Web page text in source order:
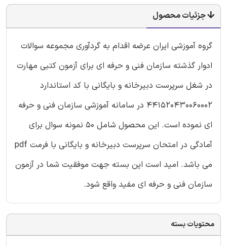
جزئیات محصول
گروه آموزشی ایران عرضه اقدام به گردآوری مجموعه سوالات
ادوار گذشته سازمان فنی و حرفه ای برای آزمون کتبی مهارت
در شغل سرپرست دبیرخانه و بایگانی با کد استاندارد
441520430060002 در سامانه آموزشی سازمان فنی و حرفه
ای نموده است. این محصول شامل 50 نمونه سوال برای
آمادگی در امتحان سرپرست دبیرخانه و بایگانی با فرمت pdf
می باشد. امید است این بسته جهت موفقیت شما در آزمون
سازمان فنی و حرفه ای مفید واقع شود.
محتویات بسته